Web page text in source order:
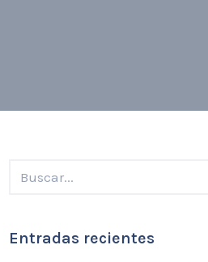
Entradas recientes